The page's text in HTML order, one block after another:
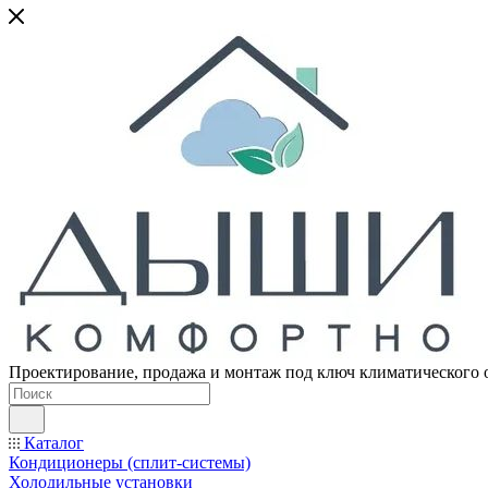
Проектирование, продажа и монтаж под ключ климатического
Каталог
Кондиционеры (сплит-системы)
Холодильные установки